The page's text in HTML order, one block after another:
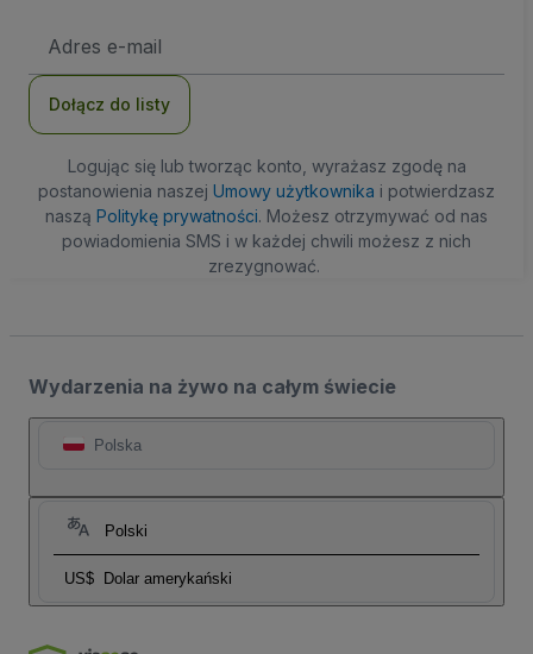
e-
Dołącz do listy
Logując się lub tworząc konto, wyrażasz zgodę na
postanowienia naszej Umowy użytkownika i potwierdzasz
naszą Politykę prywatności. Możesz otrzymywać od nas
powiadomienia SMS i w każdej chwili możesz z nich
zrezygnować.
Wydarzenia na żywo na całym świecie
Polska
Polski
US$ Dolar amerykański